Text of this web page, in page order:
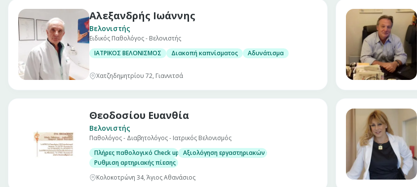
Αλεξανδρής Ιωάννης
Βελονιστής
Ειδικός Παθολόγος - Βελονιστής
ΙΑΤΡΙΚΟΣ ΒΕΛΟΝΙΣΜΟΣ
Διακοπή καπνίσματος Αδυνάτισμα
Χατζηδημητρίου 72, Γιαννιτσά
Θεοδοσίου Ευανθία
Βελονιστής
Παθολόγος - Διαβητολόγος - Ιατρικός Βελονισμός
Πλήρες παθολογικό Check up σε άνδρες και γυναίκες
Αξιολόγηση εργαστηριακών εξετάσεων
Ρυθμιση αρτηριακής πίεσης
Κολοκοτρώνη 34, Άγιος Αθανάσιος